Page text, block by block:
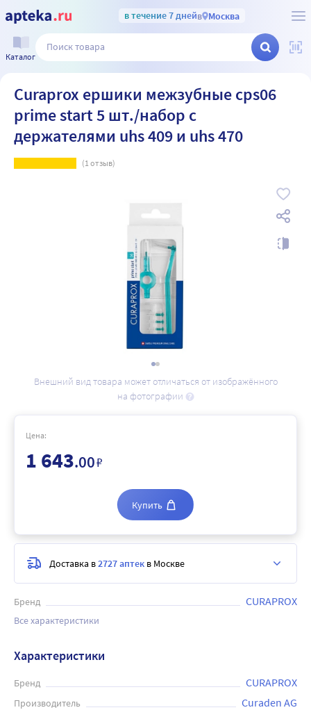
в течение 7 днейв Москва
Каталог
Curaprox ершики межзубные cps06
prime start 5 шт./набор с
держателями uhs 409 и uhs 470
(1отзыв)
Внешний вид товара может отличаться от изображённого
на фотографии
Бренд CURAPROX
Все характеристики
Цена:
1 643.00₽
Купить
Доставка в2727 аптек в Москве
Характеристики
Бренд CURAPROX
Производитель Curaden AG